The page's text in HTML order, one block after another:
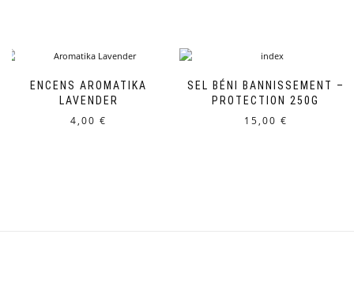
ENCENS AROMATIKA
LAVENDER
4,00 €
SEL BÉNI BANNISSEMENT –
PROTECTION 250G
15,00 €